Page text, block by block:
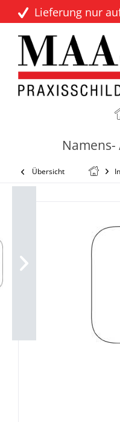
Lieferung nur
Übersicht